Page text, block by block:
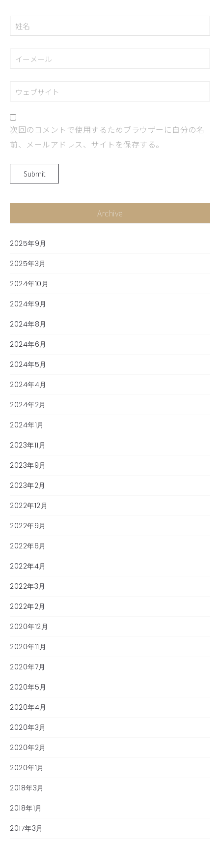
次回のコメントで使用するためブラウザーに自分の名
前、メールアドレス、サイトを保存する。
Archive
2025年9月
2025年3月
2024年10月
2024年9月
2024年8月
2024年6月
2024年5月
2024年4月
2024年2月
2024年1月
2023年11月
2023年9月
2023年2月
2022年12月
2022年9月
2022年6月
2022年4月
2022年3月
2022年2月
2020年12月
2020年11月
2020年7月
2020年5月
2020年4月
2020年3月
2020年2月
2020年1月
2018年3月
2018年1月
2017年3月